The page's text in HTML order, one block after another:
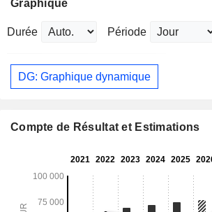
Graphique
Durée Période
DG: Graphique dynamique
Compte de Résultat et Estimations